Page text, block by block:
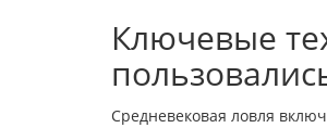
Ключевые
Средневековая ловля